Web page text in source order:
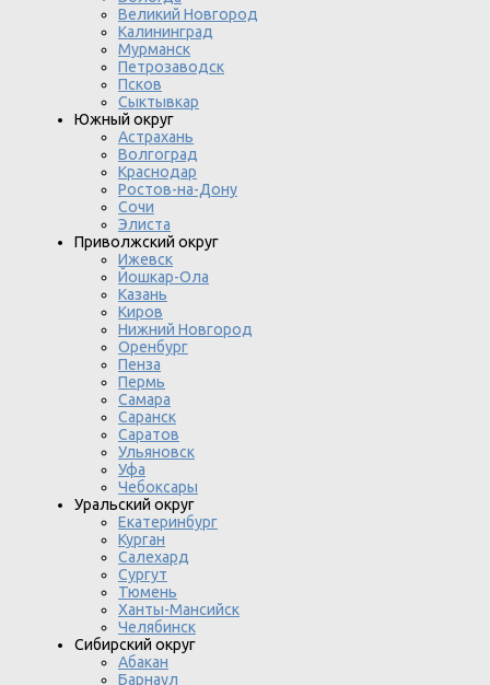
Великий Новгород
Калининград
Мурманск
Петрозаводск
Псков
Сыктывкар
Южный округ
Астрахань
Волгоград
Краснодар
Ростов-на-Дону
Сочи
Элиста
Приволжский округ
Ижевск
Йошкар-Ола
Казань
Киров
Нижний Новгород
Оренбург
Пенза
Пермь
Самара
Саранск
Саратов
Ульяновск
Уфа
Чебоксары
Уральский округ
Екатеринбург
Курган
Салехард
Сургут
Тюмень
Ханты-Мансийск
Челябинск
Сибирский округ
Абакан
Барнаул